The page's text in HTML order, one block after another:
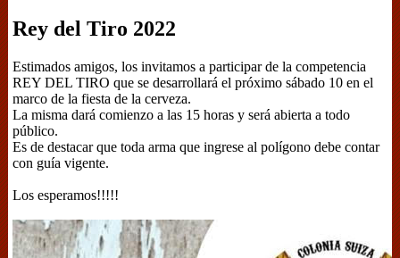
Rey del Tiro 2022
Estimados amigos, los invitamos a participar de la competencia
REY DEL TIRO que se desarrollará el próximo sábado 10 en el
marco de la fiesta de la cerveza.
La misma dará comienzo a las 15 horas y será abierta a todo
público.
Es de destacar que toda arma que ingrese al polígono debe contar
con guía vigente.
Los esperamos!!!!!